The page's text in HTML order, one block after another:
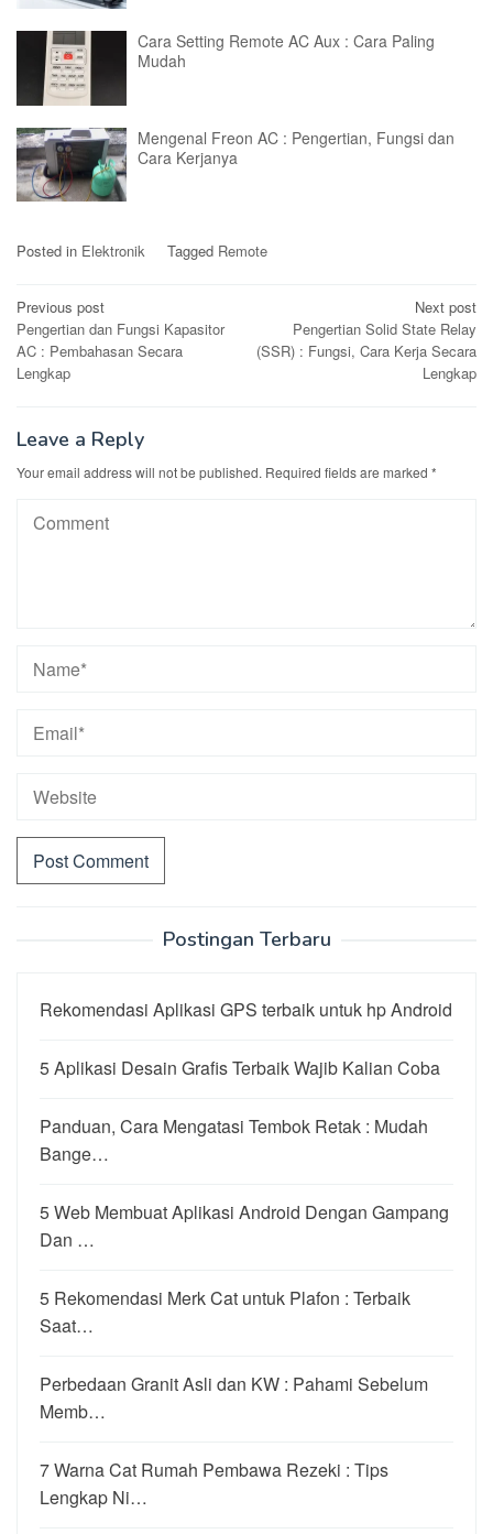
Cara Setting Remote AC Aux : Cara Paling
Mudah
Mengenal Freon AC : Pengertian, Fungsi dan
Cara Kerjanya
Posted in Elektronik Tagged Remote
Post
navigation
Previous post
Pengertian dan Fungsi Kapasitor
AC : Pembahasan Secara
Lengkap
Next post
Pengertian Solid State Relay
(SSR) : Fungsi, Cara Kerja Secara
Lengkap
Leave a Reply
Your email address will not be published. Required fields are marked *
Postingan Terbaru
Rekomendasi Aplikasi GPS terbaik untuk hp Android
5 Aplikasi Desain Grafis Terbaik Wajib Kalian Coba
Panduan, Cara Mengatasi Tembok Retak : Mudah
Bange…
5 Web Membuat Aplikasi Android Dengan Gampang
Dan …
5 Rekomendasi Merk Cat untuk Plafon : Terbaik
Saat…
Perbedaan Granit Asli dan KW : Pahami Sebelum
Memb…
7 Warna Cat Rumah Pembawa Rezeki : Tips
Lengkap Ni…